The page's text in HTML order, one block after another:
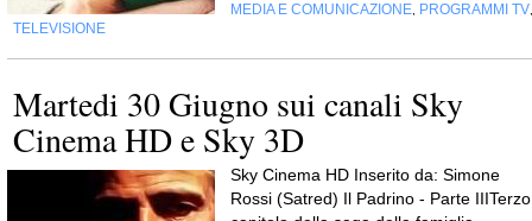
MEDIA E COMUNICAZIONE PROGRAMMI TV
TELEVISIONE
Martedi 30 Giugno sui canali Sky
Cinema HD e Sky 3D
Sky Cinema HD Inserito da: Simone
Rossi (Satred) Il Padrino - Parte IIITerzo